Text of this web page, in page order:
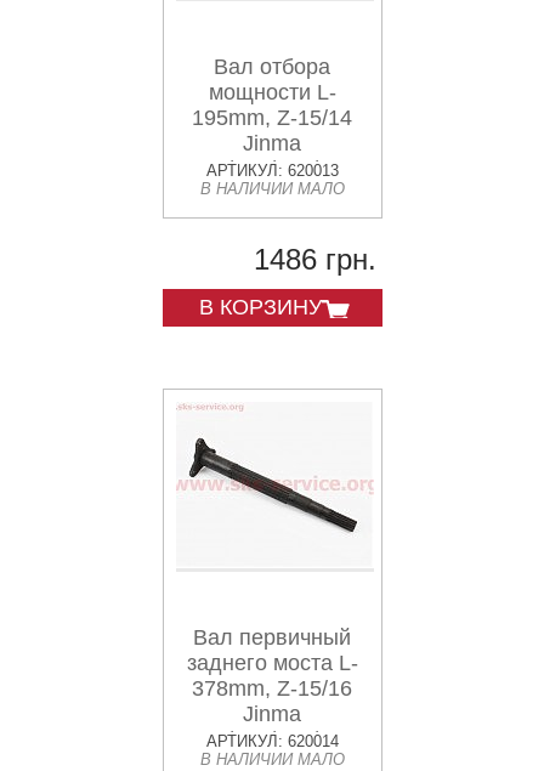
Вал отбора
мощности L-
195mm, Z-15/14
Jinma
200/204/240/244
(184II.37.340)
АРТИКУЛ: 620013
В НАЛИЧИИ МАЛО
1486 грн.
В КОРЗИНУ
Вал первичный
заднего моста L-
378mm, Z-15/16
Jinma
200/204/240/244
АРТИКУЛ: 620014
В НАЛИЧИИ МАЛО